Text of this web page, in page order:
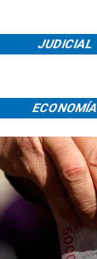
JUDICIAL
ECONOMÍA